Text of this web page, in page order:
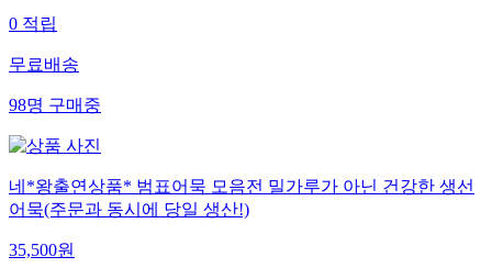
0적립
무료배송
98명구매중
네*왕출연상품* 범표어묵 모음전 밀가루가 아닌 건강한 생선
어묵(주문과 동시에 당일 생산!)
35,500원